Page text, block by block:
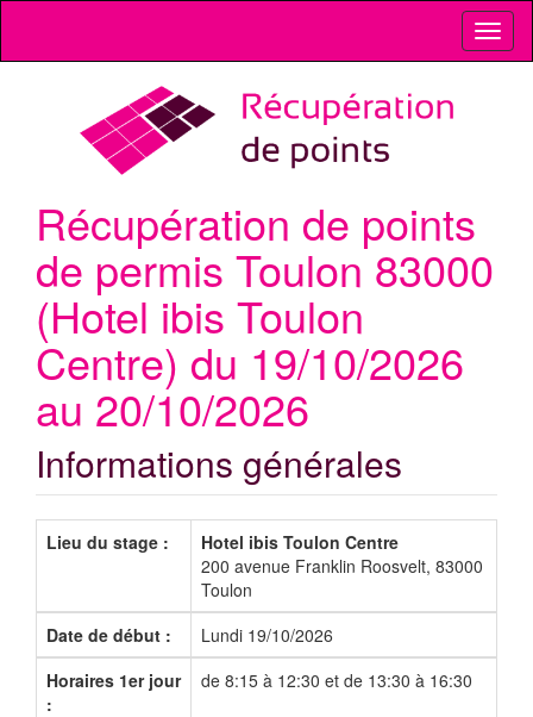
Récupération de points
de permis Toulon 83000
(Hotel ibis Toulon
Centre) du 19/10/2026
au 20/10/2026
Informations générales
Lieu du stage :
Hotel ibis Toulon Centre
200 avenue Franklin Roosvelt, 83000
Toulon
Date de début :
Lundi 19/10/2026
Horaires 1er jour
:
de 8:15 à 12:30 et de 13:30 à 16:30